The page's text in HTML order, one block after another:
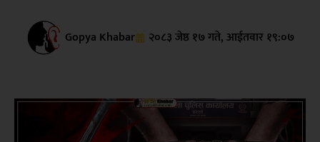
Gopya Khabar २०८३ जेष्ठ १७ गते, आईतवार १९:०७